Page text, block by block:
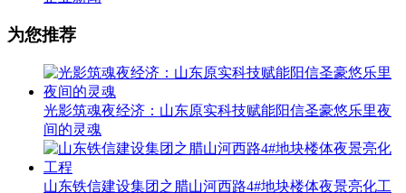
为您推荐
光影筑魂夜经济：山东原实科技赋能阳信圣豪悠乐里夜
间的灵魂
山东铁信建设集团之腊山河西路4#地块楼体夜景亮化工